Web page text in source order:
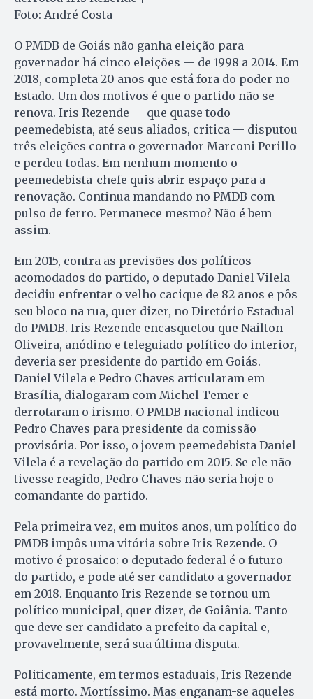
Foto: André Costa
O PMDB de Goiás não ganha eleição para
governador há cinco eleições — de 1998 a 2014. Em
2018, completa 20 anos que está fora do poder no
Estado. Um dos motivos é que o partido não se
renova. Iris Rezende — que quase todo
peemedebista, até seus aliados, critica — disputou
três eleições contra o governador Marconi Perillo
e perdeu todas. Em nenhum momento o
peemedebista-chefe quis abrir espaço para a
renovação. Continua mandando no PMDB com
pulso de ferro. Permanece mesmo? Não é bem
assim.
Em 2015, contra as previsões dos políticos
acomodados do partido, o deputado Daniel Vilela
decidiu enfrentar o velho cacique de 82 anos e pôs
seu bloco na rua, quer dizer, no Diretório Estadual
do PMDB. Iris Rezende encasquetou que Nailton
Oliveira, anódino e teleguiado político do interior,
deveria ser presidente do partido em Goiás.
Daniel Vilela e Pedro Chaves articularam em
Brasília, dialogaram com Michel Temer e
derrotaram o irismo. O PMDB nacional indicou
Pedro Chaves para presidente da comissão
provisória. Por isso, o jovem peemedebista Daniel
Vilela é a revelação do partido em 2015. Se ele não
tivesse reagido, Pedro Chaves não seria hoje o
comandante do partido.
Pela primeira vez, em muitos anos, um político do
PMDB impôs uma vitória sobre Iris Rezende. O
motivo é prosaico: o deputado federal é o futuro
do partido, e pode até ser candidato a governador
em 2018. Enquanto Iris Rezende se tornou um
político municipal, quer dizer, de Goiânia. Tanto
que deve ser candidato a prefeito da capital e,
provavelmente, será sua última disputa.
Politicamente, em termos estaduais, Iris Rezende
está morto. Mortíssimo. Mas enganam-se aqueles